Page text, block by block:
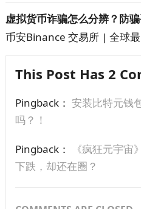
虚拟货币诈骗怎么分辨？防
币安Binance 交易所 | 全球
This Post Has 2
Pingback： 安装比特元钱
吗？！
Pingback：
《疯狂元宇宙
下跌，却还在圈？